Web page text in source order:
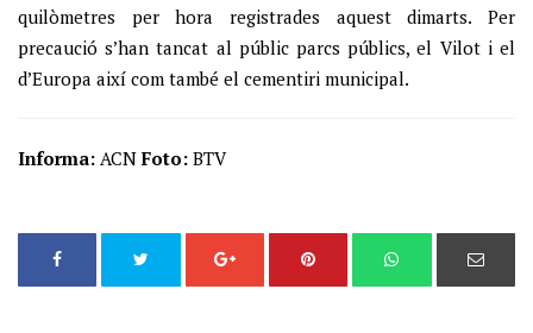
quilòmetres per hora registrades aquest dimarts. Per
precaució s’han tancat al públic parcs públics, el Vilot i el
d’Europa així com també el cementiri municipal.
Informa: ACN Foto: BTV